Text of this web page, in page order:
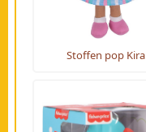
Stoffen pop Kira